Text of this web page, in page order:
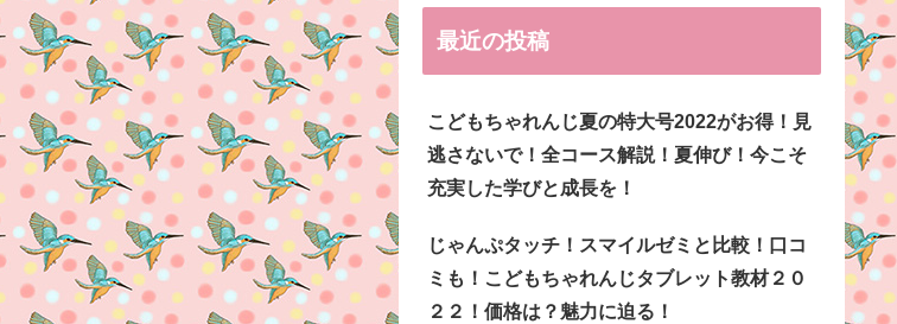
最近の投稿
こどもちゃれんじ夏の特大号2022がお得！見
逃さないで！全コース解説！夏伸び！今こそ
充実した学びと成長を！
じゃんぷタッチ！スマイルゼミと比較！口コ
ミも！こどもちゃれんじタブレット教材２０
２２！価格は？魅力に迫る！